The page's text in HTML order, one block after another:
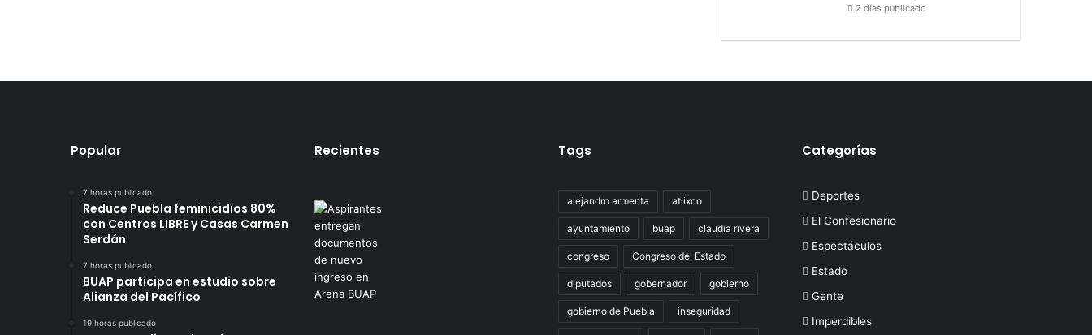
2 días publicado
Popular
7 horas publicado
Reduce Puebla feminicidios 80%
con Centros LIBRE y Casas Carmen
Serdán
7 horas publicado
BUAP participa en estudio sobre
Alianza del Pacífico
19 horas publicado
Recientes Tags
alejandro armenta atlixco
ayuntamiento buap claudia rivera
congreso Congreso del Estado
diputados gobernador gobierno
gobierno de Puebla inseguridad
Categorías
Deportes
El Confesionario
Espectáculos
Estado
Gente
Imperdibles